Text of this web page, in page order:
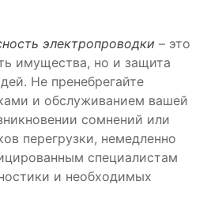
электропроводки – это
имущества, но и защита
Не пренебрегайте
и обслуживанием вашей
сомнений или
перегрузки, немедленно
специалистам
и необходимых